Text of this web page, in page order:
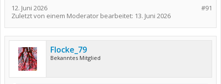
#91
12. Juni 2026
Zuletzt von einem Moderator bearbeitet: 13. Juni 2026
Flocke_79
Bekanntes Mitglied